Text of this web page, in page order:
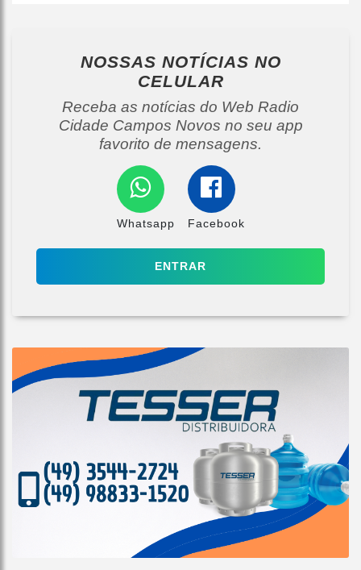
NOSSAS NOTÍCIAS NO
CELULAR
Receba as notícias do Web Radio
Cidade Campos Novos no seu app
favorito de mensagens.
Whatsapp Facebook
ENTRAR